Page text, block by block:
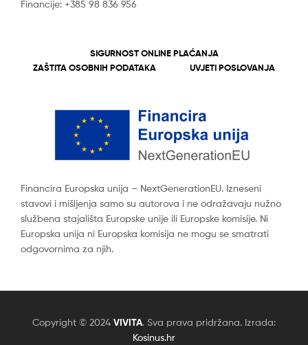
Financije: +385 98 836 956
SIGURNOST ONLINE PLAĆANJA
ZAŠTITA OSOBNIH PODATAKA
UVJETI POSLOVANJA
Financira Europska unija – NextGenerationEU. Izneseni
stavovi i mišljenja samo su autorova i ne odražavaju nužno
službena stajališta Europske unije ili Europske komisije. Ni
Europska unija ni Europska komisija ne mogu se smatrati
odgovornima za njih.
Copyright © 2024 VIVITA. Sva prava pridržana. Izrada:
Kosinus.hr